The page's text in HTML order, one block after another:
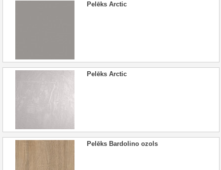
Pelēks Arctic
Pelēks Arctic
Pelēks Bardolino ozols